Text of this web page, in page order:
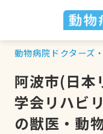
動物病院ドクターズ
阿波市(日本
学会リハビ
の獣医・動